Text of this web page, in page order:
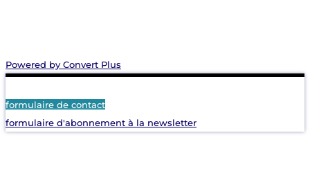
Powered by Convert Plus
formulaire de contact
formulaire d'abonnement à la newsletter